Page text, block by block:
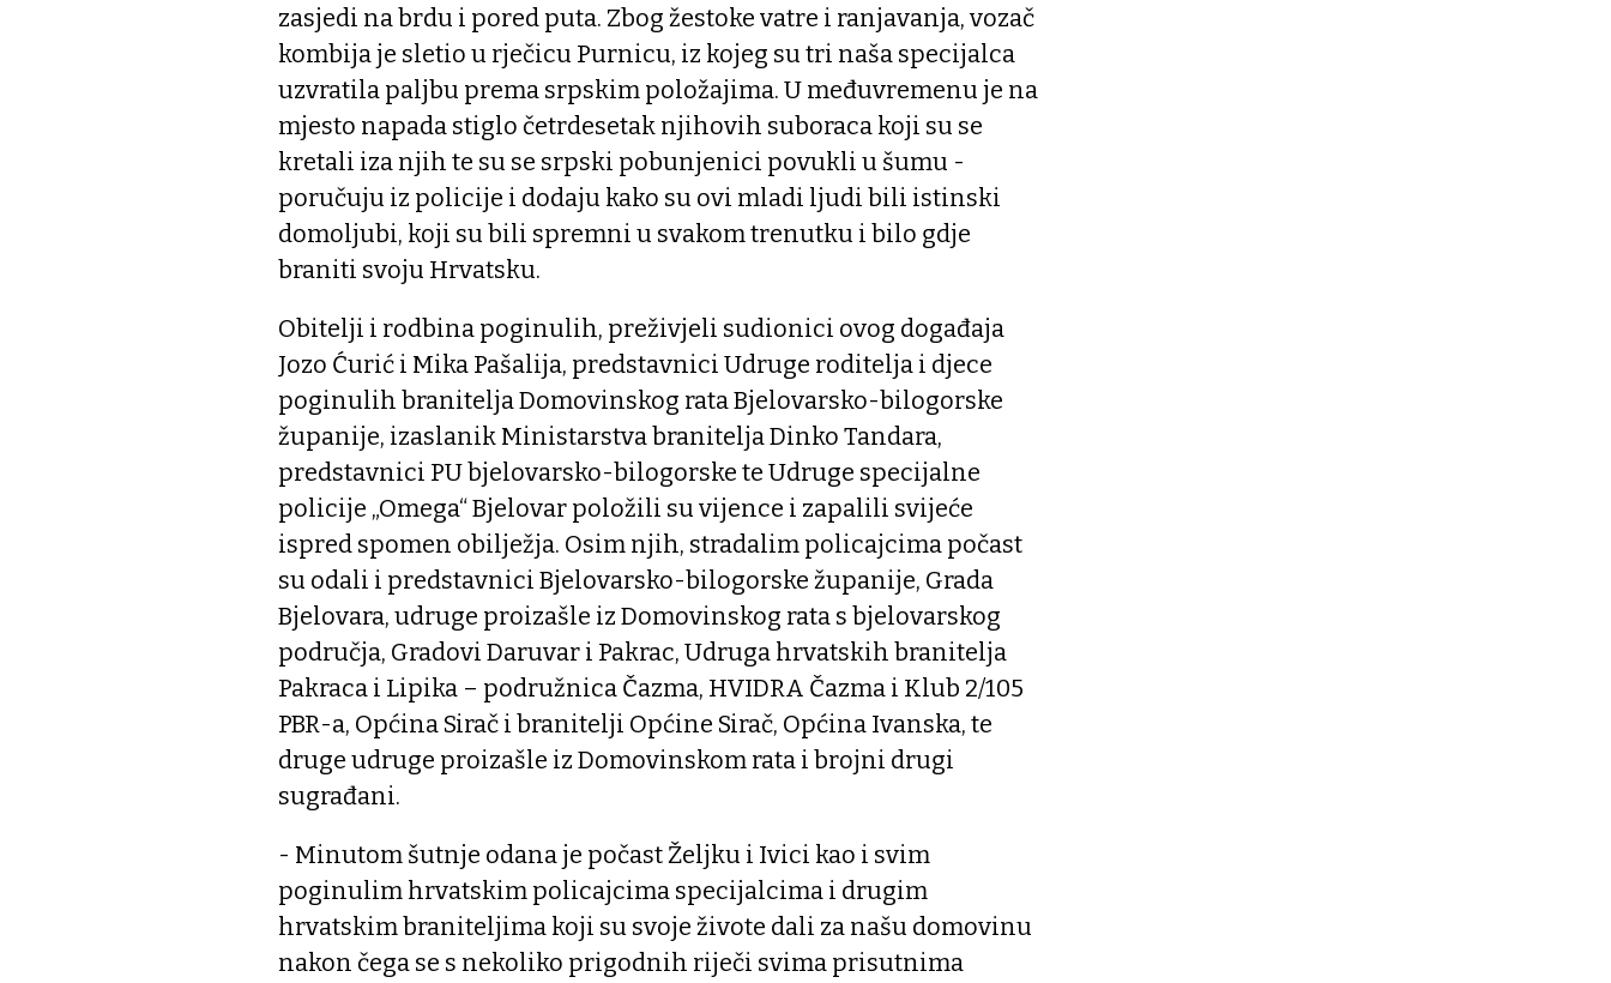
zasjedi na brdu i pored puta. Zbog žestoke vatre i ranjavanja, vozač
kombija je sletio u rječicu Purnicu, iz kojeg su tri naša specijalca
uzvratila paljbu prema srpskim položajima. U međuvremenu je na
mjesto napada stiglo četrdesetak njihovih suboraca koji su se
kretali iza njih te su se srpski pobunjenici povukli u šumu -
poručuju iz policije i dodaju kako su ovi mladi ljudi bili istinski
domoljubi, koji su bili spremni u svakom trenutku i bilo gdje
braniti svoju Hrvatsku.
Obitelji i rodbina poginulih, preživjeli sudionici ovog događaja
Jozo Ćurić i Mika Pašalija, predstavnici Udruge roditelja i djece
poginulih branitelja Domovinskog rata Bjelovarsko-bilogorske
županije, izaslanik Ministarstva branitelja Dinko Tandara,
predstavnici PU bjelovarsko-bilogorske te Udruge specijalne
policije „Omega“ Bjelovar položili su vijence i zapalili svijeće
ispred spomen obilježja. Osim njih, stradalim policajcima počast
su odali i predstavnici Bjelovarsko-bilogorske županije, Grada
Bjelovara, udruge proizašle iz Domovinskog rata s bjelovarskog
područja, Gradovi Daruvar i Pakrac, Udruga hrvatskih branitelja
Pakraca i Lipika – podružnica Čazma, HVIDRA Čazma i Klub 2/105
PBR-a, Općina Sirač i branitelji Općine Sirač, Općina Ivanska, te
druge udruge proizašle iz Domovinskom rata i brojni drugi
sugrađani.
- Minutom šutnje odana je počast Željku i Ivici kao i svim
poginulim hrvatskim policajcima specijalcima i drugim
hrvatskim braniteljima koji su svoje živote dali za našu domovinu
nakon čega se s nekoliko prigodnih riječi svima prisutnima